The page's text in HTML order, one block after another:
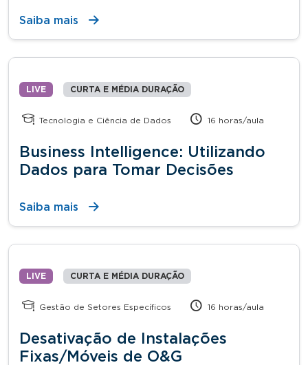
Saiba mais
LIVE CURTA E MÉDIA DURAÇÃO
Tecnologia e Ciência de Dados 16 horas/aula
Business Intelligence: Utilizando
Dados para Tomar Decisões
Saiba mais
LIVE CURTA E MÉDIA DURAÇÃO
Gestão de Setores Específicos 16 horas/aula
Desativação de Instalações
Fixas/Móveis de O&G